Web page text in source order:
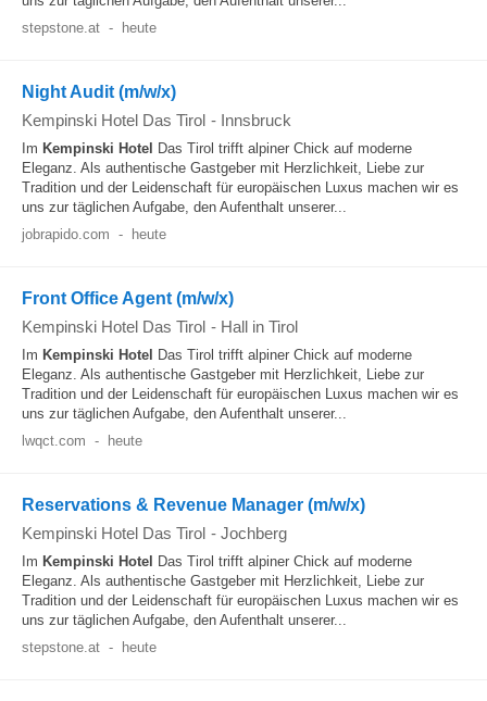
stepstone.at - heute
Night Audit (m/w/x)
Kempinski Hotel Das Tirol - Innsbruck
Im Kempinski Hotel
Das Tirol trifft alpiner Chick auf moderne
Eleganz. Als authentische Gastgeber mit Herzlichkeit, Liebe zur
Tradition und der Leidenschaft für europäischen Luxus machen wir es
uns zur täglichen Aufgabe, den Aufenthalt unserer...
jobrapido.com - heute
Front Office Agent (m/w/x)
Kempinski Hotel Das Tirol - Hall in Tirol
Im Kempinski Hotel
Das Tirol trifft alpiner Chick auf moderne
Eleganz. Als authentische Gastgeber mit Herzlichkeit, Liebe zur
Tradition und der Leidenschaft für europäischen Luxus machen wir es
uns zur täglichen Aufgabe, den Aufenthalt unserer...
lwqct.com - heute
Reservations & Revenue Manager (m/w/x)
Kempinski Hotel Das Tirol - Jochberg
Im Kempinski Hotel
Das Tirol trifft alpiner Chick auf moderne
Eleganz. Als authentische Gastgeber mit Herzlichkeit, Liebe zur
Tradition und der Leidenschaft für europäischen Luxus machen wir es
uns zur täglichen Aufgabe, den Aufenthalt unserer...
stepstone.at - heute